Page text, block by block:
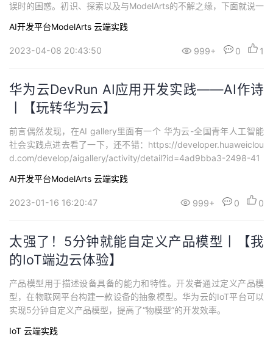
误时的困惑。初识、探索以及与ModelArts的不解之缘，下面就说一
AI开发平台ModelArts 云端实践
2023-04-08 20:43:50 999+ 0 1
华为云DevRun AI应用开发实践——AI作诗
丨【玩转华为云】
前言偶然发现，在AI gallery里面有一个 华为云-全国青年人工智能
社会实践点进去看了一下，还不错：https://developer.huaweiclou
d.com/develop/aigallery/activity/detail?id=4ad9bba3-2498-41
微信扫描下方二维码参加华为云DevRu...
AI开发平台ModelArts 云端实践
2023-01-16 16:20:47 999+ 0 0
太强了！5分钟就能自定义产品模型丨【我
的IoT端边云体验】
产品模型用于描述设备具备的能力和特性。开发者通过定义产品模
型，在物联网平台构建一款设备的抽象模型。华为云的IoT平台可以
实现5分钟自定义产品模型，提高了“物模型”的开发效率。
IoT 云端实践